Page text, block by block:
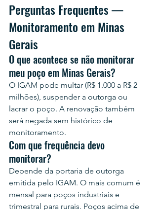
Perguntas Frequentes —
Monitoramento em Minas
Gerais
O que acontece se não monitorar
meu poço em Minas Gerais?
O IGAM pode multar (R$ 1.000 a R$ 2
milhões), suspender a outorga ou
lacrar o poço. A renovação também
será negada sem histórico de
monitoramento.
Com que frequência devo
monitorar?
Depende da portaria de outorga
emitida pelo IGAM. O mais comum é
mensal para poços industriais e
trimestral para rurais. Poços acima de